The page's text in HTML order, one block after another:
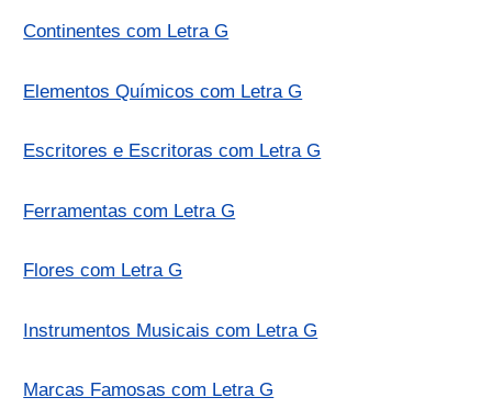
Continentes com Letra G
Elementos Químicos com Letra G
Escritores e Escritoras com Letra G
Ferramentas com Letra G
Flores com Letra G
Instrumentos Musicais com Letra G
Marcas Famosas com Letra G